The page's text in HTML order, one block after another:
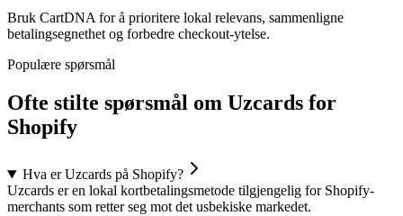
Bruk CartDNA for å prioritere lokal relevans, sammenligne
betalingsegnethet og forbedre checkout-ytelse.
Populære spørsmål
Ofte stilte spørsmål om Uzcards for
Shopify
Hva er Uzcards på Shopify?
Uzcards er en lokal kortbetalingsmetode tilgjengelig for Shopify-
merchants som retter seg mot det usbekiske markedet.